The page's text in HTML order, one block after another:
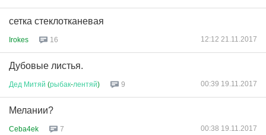
сетка стеклотканевая
Irokes 16 12:12 21.11.2017
Дубовые листья.
Дед Митяй (рыбак-лентяй) 9 00:39 19.11.2017
Мелании?
Ceba4ek 7 00:38 19.11.2017